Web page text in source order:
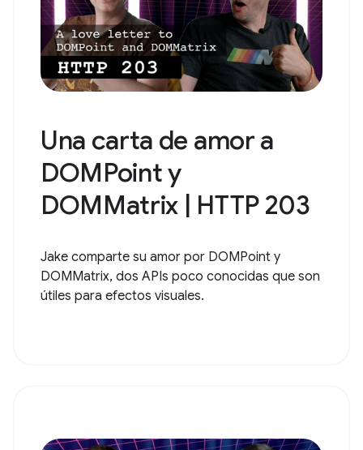
Una carta de amor a
DOMPoint y
DOMMatrix | HTTP 203
Jake comparte su amor por DOMPoint y
DOMMatrix, dos APIs poco conocidas que son
útiles para efectos visuales.